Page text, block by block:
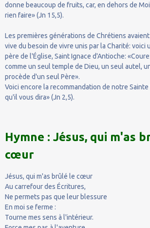
donne beaucoup de fruits, car, en dehors de
rien faire» (Jn 15,5).
Les premières générations de Chrétiens
vive du besoin de vivre unis par la Charité: voici
père de l'Église, Saint Ignace d'Antioche:
comme un seul temple de Dieu, un seul autel,
procède d'un seul Père».
Voici encore la recommandation de notre
qu'il vous dira» (Jn 2,5).
Hymne : Jésus, qui m'as
cœur
Jésus, qui m'as brûlé le cœur
Au carrefour des Écritures,
Ne permets pas que leur blessure
En moi se ferme :
Tourne mes sens à l'intérieur.